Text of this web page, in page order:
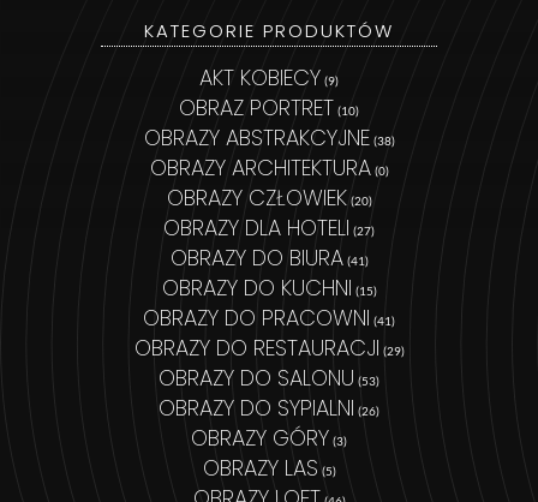
KATEGORIE PRODUKTÓW
AKT KOBIECY (9)
OBRAZ PORTRET (10)
OBRAZY ABSTRAKCYJNE (38)
OBRAZY ARCHITEKTURA (0)
OBRAZY CZŁOWIEK (20)
OBRAZY DLA HOTELI (27)
OBRAZY DO BIURA (41)
OBRAZY DO KUCHNI (15)
OBRAZY DO PRACOWNI (41)
OBRAZY DO RESTAURACJI (29)
OBRAZY DO SALONU (53)
OBRAZY DO SYPIALNI (26)
OBRAZY GÓRY (3)
OBRAZY LAS (5)